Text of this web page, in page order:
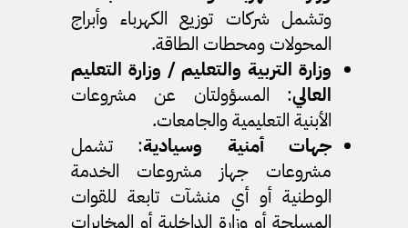
وتشمل شركات توزيع الكهرباء وأبراج
المحولات ومحطات الطاقة.
وزارة التربية والتعليم / وزارة التعليم
العالي: المسؤولتان عن مشروعات
الأبنية التعليمية والجامعات.
جهات أمنية وسيادية: تشمل
مشروعات جهاز مشروعات الخدمة
الوطنية أو أي منشآت تابعة للقوات
المسلحة أو وزارة الداخلية أو المخابرات